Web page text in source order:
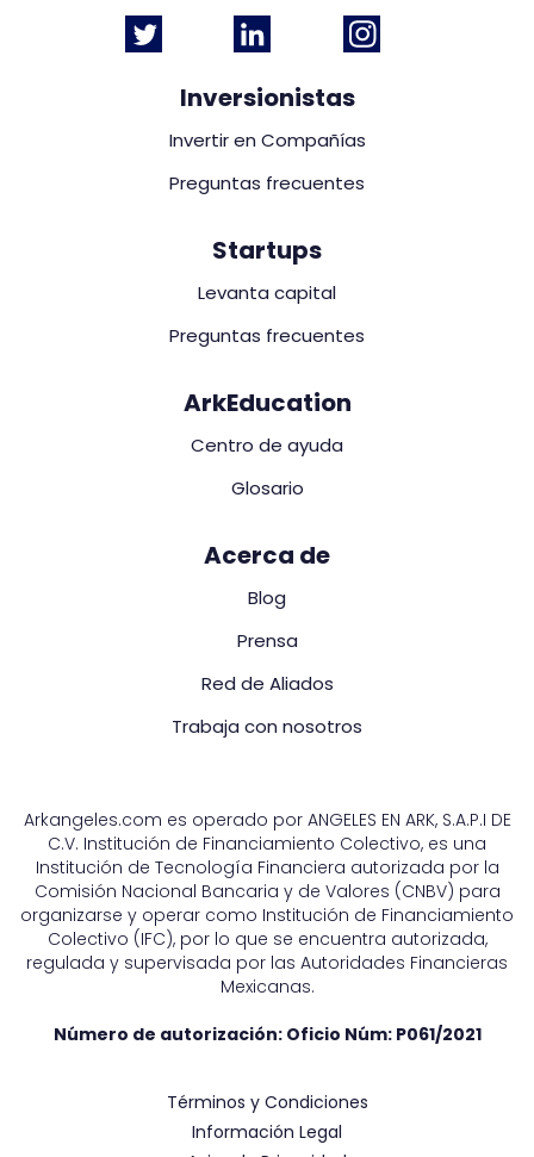
Inversionistas
Invertir en Compañías
Preguntas frecuentes
Startups
Levanta capital
Preguntas frecuentes
ArkEducation
Centro de ayuda
Glosario
Acerca de
Blog
Prensa
Red de Aliados
Trabaja con nosotros
Arkangeles.com es operado por ANGELES EN ARK, S.A.P.I DE
C.V. Institución de Financiamiento Colectivo, es una
Institución de Tecnología Financiera autorizada por la
Comisión Nacional Bancaria y de Valores (CNBV) para
organizarse y operar como Institución de Financiamiento
Colectivo (IFC), por lo que se encuentra autorizada,
regulada y supervisada por las Autoridades Financieras
Mexicanas.
Número de autorización: Oficio Núm: P061/2021
Términos y Condiciones
Información Legal